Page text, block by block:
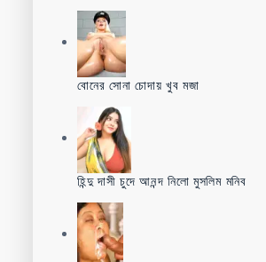
বোনের সোনা চোদায় খুব মজা
হিন্দু দাসী চুদে আনন্দ নিলো মুসলিম মনিব